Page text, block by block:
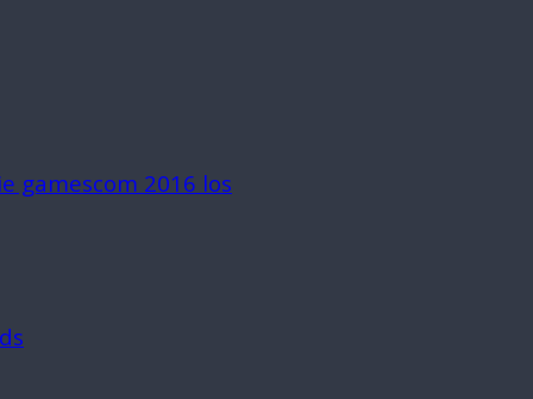
gamescom 2016 los